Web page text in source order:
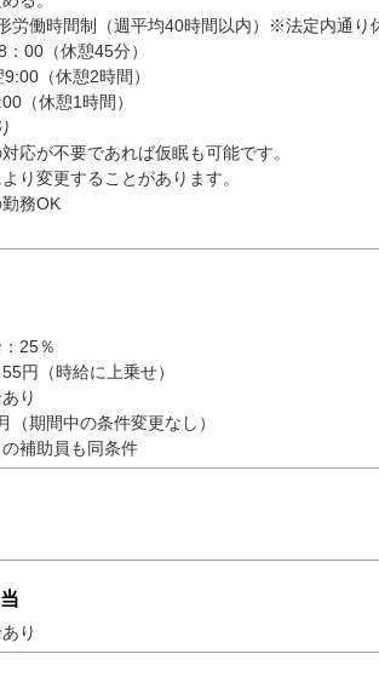
労働時間制（週平均40時間以内）※法定内通り
00（休憩45分）
（休憩2時間）
（休憩1時間）
応が不要であれば仮眠も可能です。
り変更することがあります。
務OK
25％
円（時給に上乗せ）
り
期間中の条件変更なし）
補助員も同条件
り